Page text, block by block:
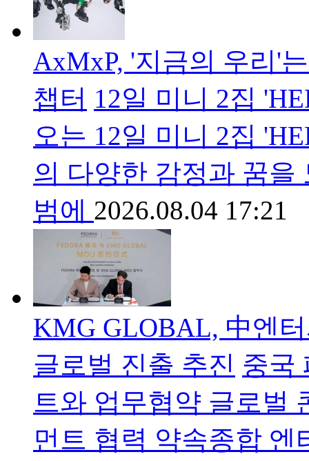
AxMxP, '지금의 우리'
챕터 12일 미니 2집
오는 12일 미니 2집
의 다양한 감정과 꿈을
범에 2026.08.04 17:21
KMG GLOBAL, 中엔
글로벌 진출 추진 중국
트와 업무협약 글로벌
먼트 협력 약속종합